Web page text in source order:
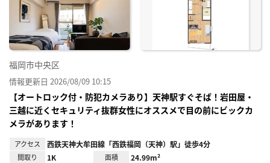
福岡市中央区
情報更新日 2026/08/09 10:15
【オートロック付・防犯カメラあり】天神駅すぐそば！岩田屋・
三越に近くセキュリティ抜群女性にオススメで目の前にビックカ
メラがあります！
アクセス 西鉄天神大牟田線「西鉄福岡（天神）駅」徒歩4分
間取り 1K 面積 24.99m²